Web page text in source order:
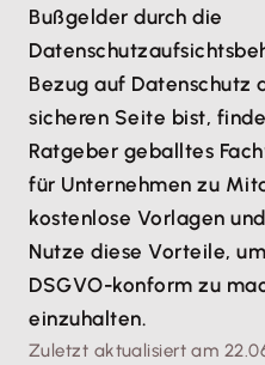
Bußgelder durch die
Bezug auf
sicheren Seite bist,
Ratgeber geballtes
für Unternehmen zu
kostenlose Vorlagen
Nutze diese Vorteile,
DSGVO-konform zu
einzuhalten.
Zuletzt aktualisiert am